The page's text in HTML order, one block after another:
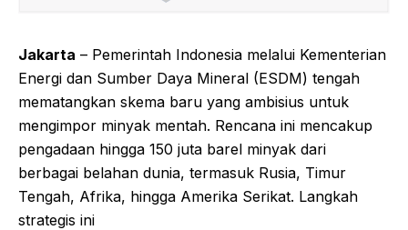
Jakarta – Pemerintah Indonesia melalui Kementerian
Energi dan Sumber Daya Mineral (ESDM) tengah
mematangkan skema baru yang ambisius untuk
mengimpor minyak mentah. Rencana ini mencakup
pengadaan hingga 150 juta barel minyak dari
berbagai belahan dunia, termasuk Rusia, Timur
Tengah, Afrika, hingga Amerika Serikat. Langkah
strategis ini